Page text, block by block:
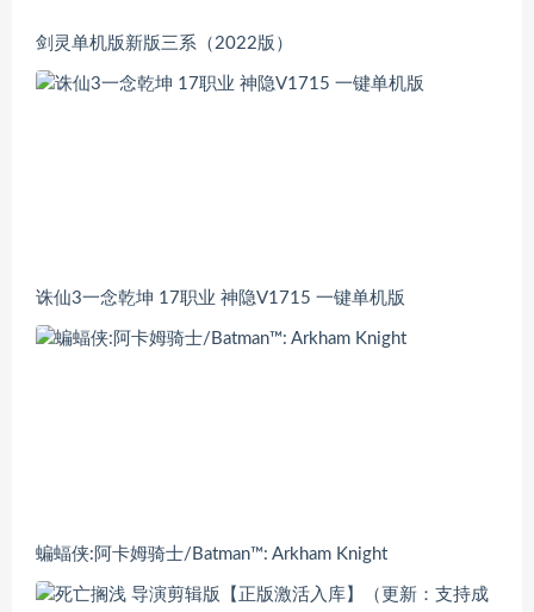
剑灵单机版新版三系（2022版）
诛仙3一念乾坤 17职业 神隐V1715 一键单机版
蝙蝠侠:阿卡姆骑士/Batman™: Arkham Knight